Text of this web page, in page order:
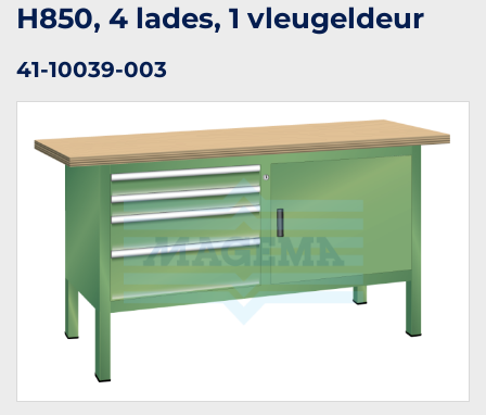
H850, 4 lades, 1 vleugeldeur
41-10039-003